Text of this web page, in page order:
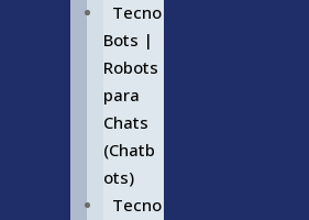
Tecno
Bots |
Robots
para
Chats
(Chatb
ots)
Tecno